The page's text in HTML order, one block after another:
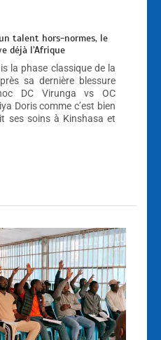
talent hors-normes, le
déjà l’Afrique
la phase classique de la
sa dernière blessure
DC Virunga vs OC
Doris comme c’est bien
ses soins à Kinshasa et